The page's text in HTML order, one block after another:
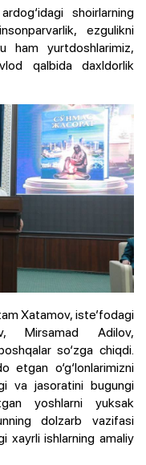
shoirlarning
ezgulikni
ham yurtdoshlarimiz,
qalbida daxldorlik
Xatamov, iste’fodagi
Mirsamad Adilov,
so‘zga chiqdi.
etgan o‘g‘lonlarimizni
va jasoratini bugungi
yoshlarni yuksak
dolzarb vazifasi
xayrli ishlarning amaliy